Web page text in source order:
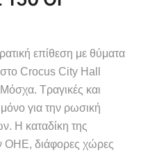
επίθεση με θύματα
Crocus City Hall
Τραγικές και
για την ρωσική
Η καταδίκη της
ΟΗΕ, διάφορες χώρες